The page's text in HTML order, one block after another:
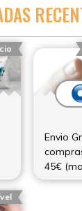
Envio
45€